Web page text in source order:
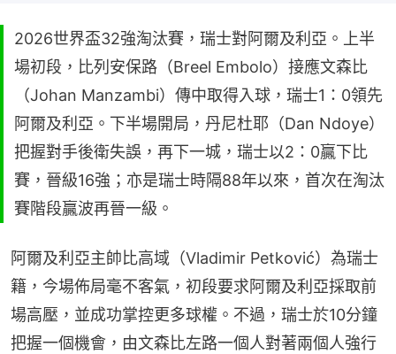
2026世界盃32強淘汰賽，瑞士對阿爾及利亞。上半
場初段，比列安保路（Breel Embolo）接應文森比
（Johan Manzambi）傳中取得入球，瑞士1：0領先
阿爾及利亞。下半場開局，丹尼杜耶（Dan Ndoye）
把握對手後衛失誤，再下一城，瑞士以2：0贏下比
賽，晉級16強；亦是瑞士時隔88年以來，首次在淘汰
賽階段贏波再晉一級。
阿爾及利亞主帥比高域（Vladimir Petković）為瑞士
籍，今場佈局毫不客氣，初段要求阿爾及利亞採取前
場高壓，並成功掌控更多球權。不過，瑞士於10分鐘
把握一個機會，由文森比左路一個人對著兩個人強行